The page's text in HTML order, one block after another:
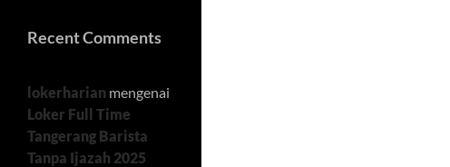
Recent Comments
lokerharian mengenai
Loker Full Time
Tangerang Barista
Tanpa Ijazah 2025